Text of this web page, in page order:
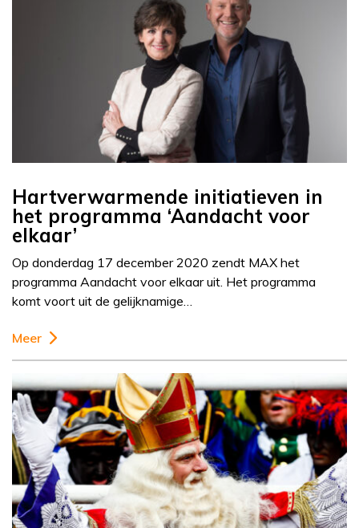
Hartverwarmende initiatieven in
het programma ‘Aandacht voor
elkaar’
Op donderdag 17 december 2020 zendt MAX het
programma Aandacht voor elkaar uit. Het programma
komt voort uit de gelijknamige…
Meer